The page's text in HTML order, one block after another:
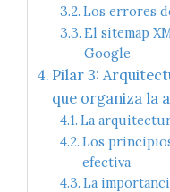
Los errores
El sitemap
Google
Pilar 3:
que organiza la
La
Los
efectiva
La